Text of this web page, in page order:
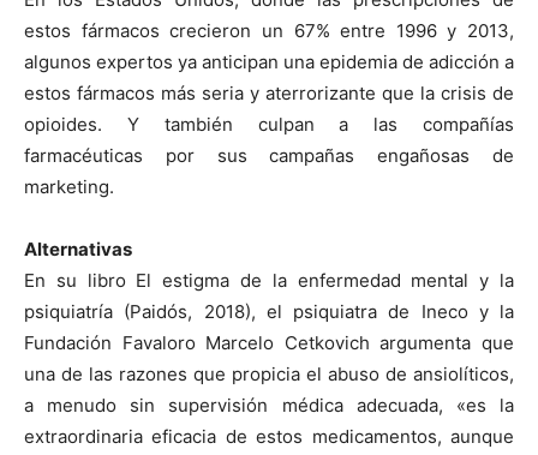
estos fármacos crecieron un 67% entre 1996 y 2013,
algunos expertos ya anticipan una epidemia de adicción a
estos fármacos más seria y aterrorizante que la crisis de
opioides. Y también culpan a las compañías
farmacéuticas por sus campañas engañosas de
marketing.
Alternativas
En su libro El estigma de la enfermedad mental y la
psiquiatría (Paidós, 2018), el psiquiatra de Ineco y la
Fundación Favaloro Marcelo Cetkovich argumenta que
una de las razones que propicia el abuso de ansiolíticos,
a menudo sin supervisión médica adecuada, «es la
extraordinaria eficacia de estos medicamentos, aunque